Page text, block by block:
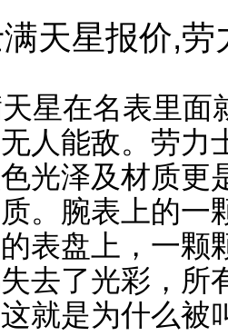
天星报价,
星在名表里面
人能敌。劳力
光泽及材质更
。腕表上的一
表盘上，一颗
去了光彩，所
就是为什么被